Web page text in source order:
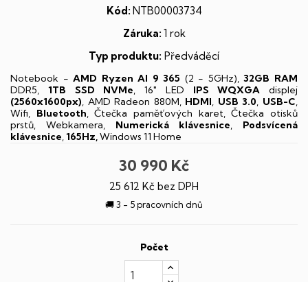
Kód: NTB00003734
Záruka: 1 rok
Typ produktu: Předváděcí
Notebook -AMD Ryzen AI 9 365 (2 - 5GHz),32GB RAM
DDR5, 1TB SSD NVMe, 16" LED IPS WQXGA displej
(2560x1600px), AMD Radeon 880M, HDMI, USB 3.0, USB-C,
Wifi, Bluetooth, Čtečka paměťových karet, Čtečka otisků
prstů, Webkamera, Numerická klávesnice, Podsvícená
klávesnice,165Hz,Windows 11 Home
30 990 Kč
25 612 Kč bez DPH
🚚 3 - 5 pracovních dnů
Počet